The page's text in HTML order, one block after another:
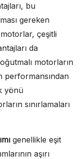
bu
gereken
çeşitli
da
motorların
performansından
yönü
sınırlamaları
genellikle eşit
aşırı